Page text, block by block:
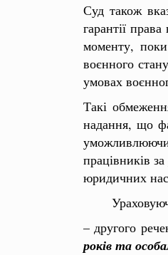
Суд також
гарантії
моменту,
воєнного
умовах
Такі
надання, що
уможливлюючи
працівників
юридичних
– другого
років та